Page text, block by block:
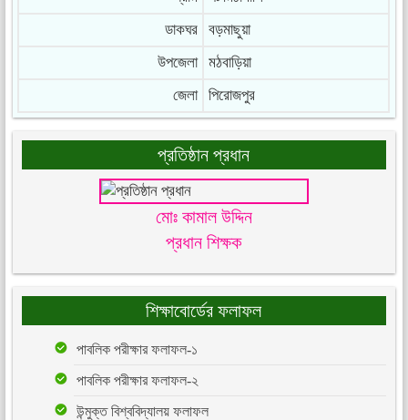
ডাকঘর
বড়মাছুয়া
উপজেলা
মঠবাড়িয়া
জেলা
পিরোজপুর
প্রতিষ্ঠান প্রধান
মোঃ কামাল উদ্দিন
প্রধান শিক্ষক
শিক্ষাবোর্ডের ফলাফল
পাবলিক পরীক্ষার ফলাফল-১
পাবলিক পরীক্ষার ফলাফল-২
উন্মুক্ত বিশ্ববিদ্যালয় ফলাফল